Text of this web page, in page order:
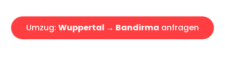
Umzug: Wuppertal → Bandirma anfragen